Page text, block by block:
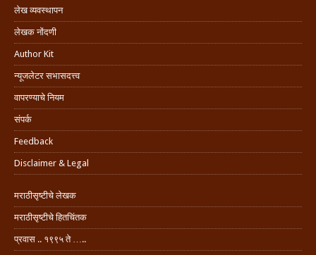
लेख व्यवस्थापन
लेखक नोंदणी
Author Kit
न्यूजलेटर सभासदत्त्व
वापरण्याचे नियम
संपर्क
Feedback
Disclaimer & Legal
मराठीसृष्टीचे लेखक
मराठीसृष्टीचे हितचिंतक
प्रवास .. १९९५ ते …..